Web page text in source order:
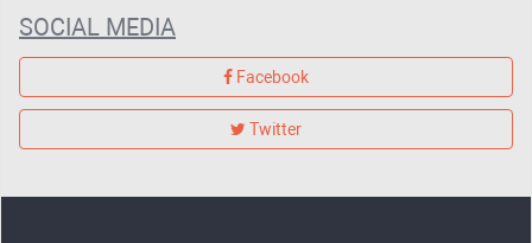
SOCIAL MEDIA
Facebook
Twitter